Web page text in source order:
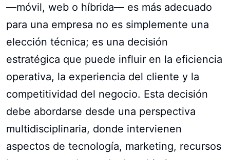
—móvil, web o híbrida— es más adecuado
para una empresa no es simplemente una
elección técnica; es una decisión
estratégica que puede influir en la eficiencia
operativa, la experiencia del cliente y la
competitividad del negocio. Esta decisión
debe abordarse desde una perspectiva
multidisciplinaria, donde intervienen
aspectos de tecnología, marketing, recursos